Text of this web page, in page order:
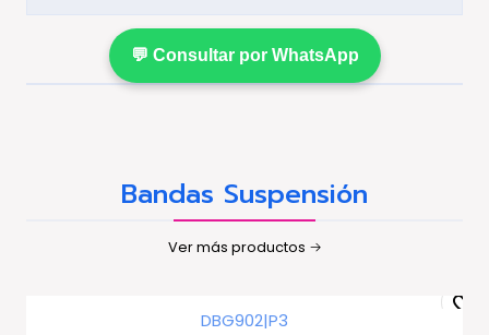
💬 Consultar por WhatsApp
Bandas Suspensión
Ver más productos
DBG902|P3